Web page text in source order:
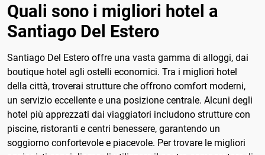
Quali sono i migliori hotel a
Santiago Del Estero
Santiago Del Estero offre una vasta gamma di alloggi, dai
boutique hotel agli ostelli economici. Tra i migliori hotel
della città, troverai strutture che offrono comfort moderni,
un servizio eccellente e una posizione centrale. Alcuni degli
hotel più apprezzati dai viaggiatori includono strutture con
piscine, ristoranti e centri benessere, garantendo un
soggiorno confortevole e piacevole. Per trovare le migliori